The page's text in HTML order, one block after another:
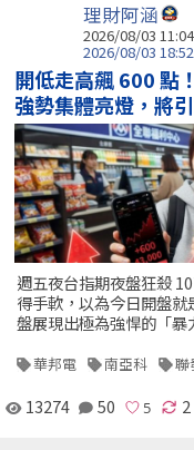
理財阿涵
2026/08/03
2026/08/03
開低走高飆 600 點
強勢集體亮燈，將
週五夜台指期夜盤狂殺
得手軟，以為今日開盤
盤展現出極為強悍的「暴
華邦電 南亞科 聯
13274 50 2